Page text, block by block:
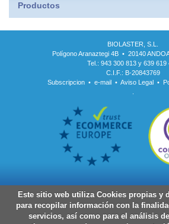
Productos
BIOLASTER, S.L.
Polígono Aranaztegi 4B • 20140
Tel.: 943 300 813 y 639 619
C.I.F.: B-20843769
Subscripcion • e-mail • Aviso Legal •
.
Este sitio web utiliza Cookies propias y
para recopilar información con la
servicios, así como para el análisis